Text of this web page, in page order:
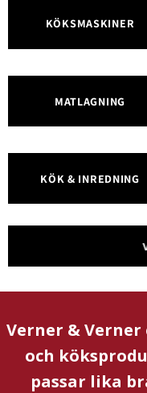
KÖKSMASKINER
MATLAGNING
KÖK & INREDNING
Verner &
och
passar lika